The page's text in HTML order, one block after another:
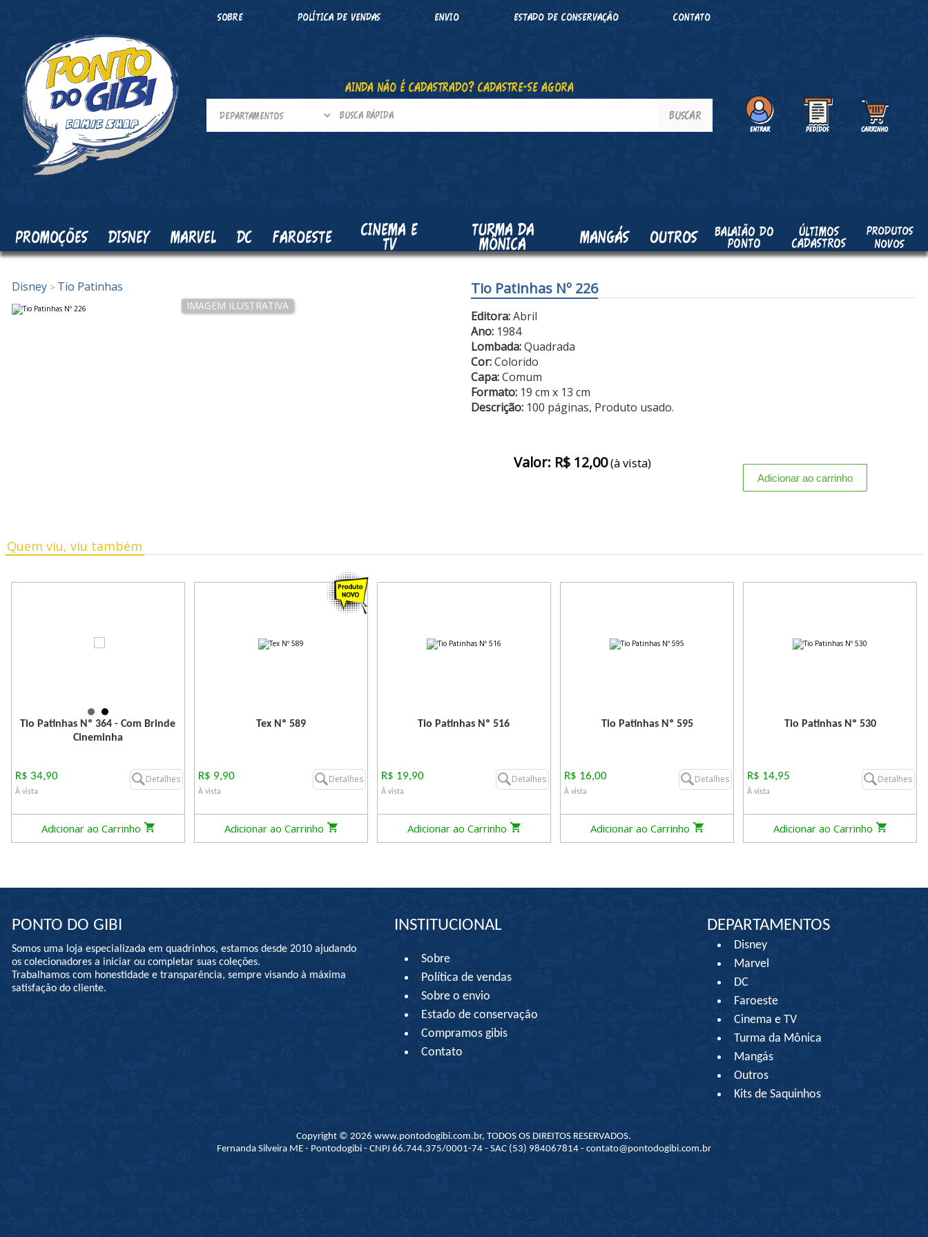
SOBRE POLÍTICA DE VENDAS ENVIO ESTADO DE CONSERVAÇÃO CONTATO
AINDA NÃO É CADASTRADO? CADASTRE-SE AGORA
PROMOÇÕES DISNEY MARVEL DC FAROESTE CINEMA E
TV
TURMA DA
MÔNICA MANGÁS OUTROS BALAIÃO DO
PONTO
ÚLTIMOS
CADASTROS
PRODUTOS
NOVOS
Disney > Tio Patinhas Tio Patinhas Nº 226
Editora:Abril
Ano:1984
Lombada:Quadrada
Cor:Colorido
Capa:Comum
Formato:19 cm x 13 cm
Descrição: 100 páginas, Produto usado.
Valor: R$ 12,00(à vista)
Quem viu, viu também
Tio Patinhas Nº 364 - Com Brinde
Cineminha
R$ 34,90
À vista
Detalhes
Adicionar ao Carrinho
Tex Nº 589
R$ 9,90
À vista
Detalhes
Adicionar ao Carrinho
Tio Patinhas Nº 516
R$ 19,90
À vista
Detalhes
Adicionar ao Carrinho
Tio Patinhas Nº 595
R$ 16,00
À vista
Detalhes
Adicionar ao Carrinho
Tio Patinhas Nº 530
R$ 14,95
À vista
Detalhes
Adicionar ao Carrinho
PONTO DO GIBI
Somos uma loja especializada em quadrinhos, estamos desde 2010 ajudando
os colecionadores a iniciar ou completar suas coleções.
Trabalhamos com honestidade e transparência, sempre visando à máxima
satisfação do cliente.
INSTITUCIONAL
Sobre
Política de vendas
Sobre o envio
Estado de conservação
Compramos gibis
Contato
DEPARTAMENTOS
Disney
Marvel
DC
Faroeste
Cinema e TV
Turma da Mônica
Mangás
Outros
Kits de Saquinhos
Copyright © 2026 www.pontodogibi.com.br, TODOS OS DIREITOS RESERVADOS.
Fernanda Silveira ME - Pontodogibi - CNPJ 66.744.375/0001-74 - SAC (53) 984067814 - contato@pontodogibi.com.br